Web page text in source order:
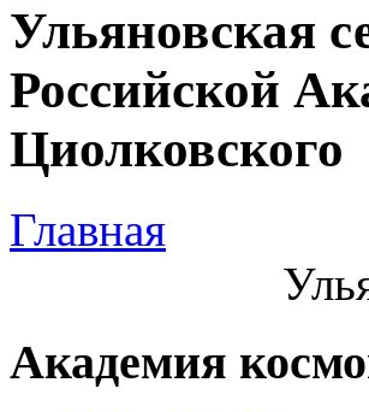
Ульяновская
Российской
Циолковского
Главная
Академия